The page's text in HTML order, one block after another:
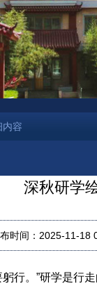
内容
深秋研学
时间：2025-11-18
行。”研学是行